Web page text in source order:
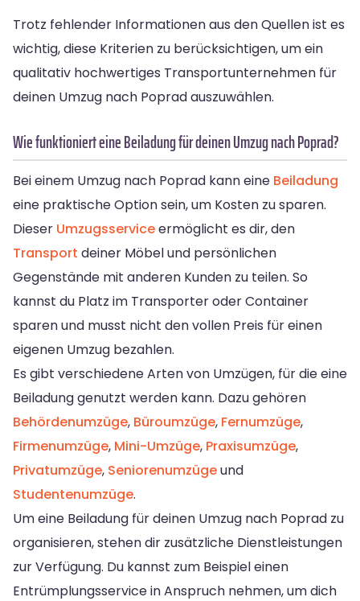
Trotz fehlender Informationen aus den Quellen ist es
wichtig, diese Kriterien zu berücksichtigen, um ein
qualitativ hochwertiges Transportunternehmen für
deinen Umzug nach Poprad auszuwählen.
Wie funktioniert eine Beiladung für deinen Umzug nach Poprad?
Bei einem Umzug nach Poprad kann eine Beiladung
eine praktische Option sein, um Kosten zu sparen.
Dieser Umzugsserviceermöglicht es dir, den
Transport deiner Möbel und persönlichen
Gegenstände mit anderen Kunden zu teilen. So
kannst du Platz im Transporter oder Container
sparen und musst nicht den vollen Preis für einen
eigenen Umzug bezahlen.
Es gibt verschiedene Arten von Umzügen, für die eine
Beiladung genutzt werden kann. Dazu gehören
Behördenumzüge, Büroumzüge, Fernumzüge,
Firmenumzüge, Mini-Umzüge, Praxisumzüge,
Privatumzüge, Seniorenumzügeund
Studentenumzüge.
Um eine Beiladung für deinen Umzug nach Poprad zu
organisieren, stehen dir zusätzliche Dienstleistungen
zur Verfügung. Du kannst zum Beispiel einen
Entrümplungsservice in Anspruch nehmen, um dich